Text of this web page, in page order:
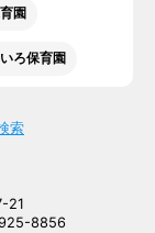
園
ろ保育園
21
8856